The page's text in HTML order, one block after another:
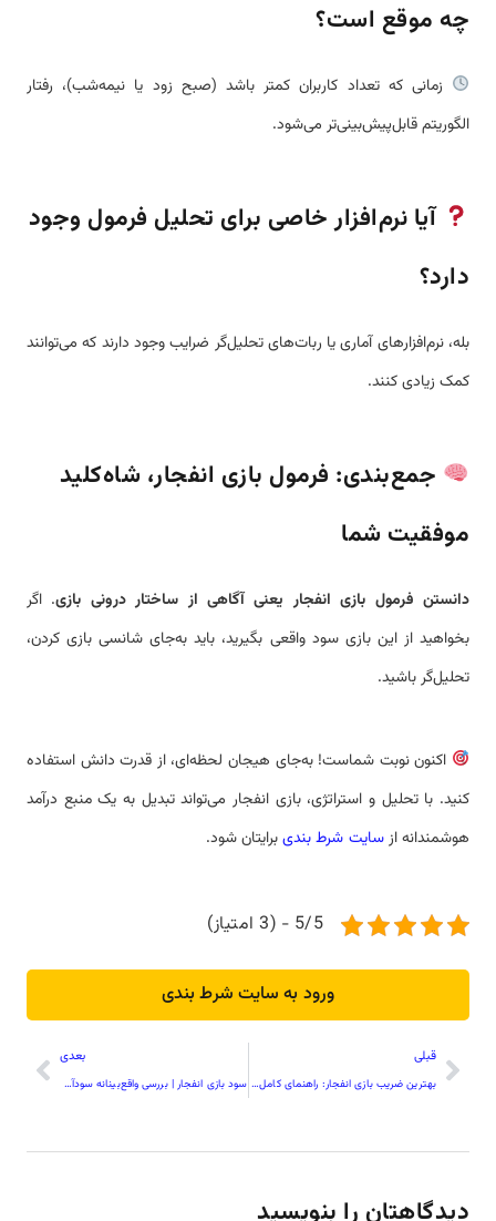
چه موقع است؟
زمانی که تعداد کاربران کمتر باشد (صبح زود یا نیمه‌شب)، رفتار
الگوریتم قابل‌پیش‌بینی‌تر می‌شود.
آیا نرم‌افزار خاصی برای تحلیل فرمول وجود
دارد؟
بله، نرم‌افزارهای آماری یا ربات‌های تحلیل‌گر ضرایب وجود دارند که می‌توانند
کمک زیادی کنند.
جمع‌بندی: فرمول بازی انفجار، شاه‌کلید
موفقیت شما
دانستن فرمول بازی انفجار یعنی آگاهی از ساختار درونی بازی. اگر
بخواهید از این بازی سود واقعی بگیرید، باید به‌جای شانسی بازی کردن،
تحلیل‌گر باشید.
اکنون نوبت شماست! به‌جای هیجان لحظه‌ای، از قدرت دانش استفاده
کنید. با تحلیل و استراتژی، بازی انفجار می‌تواند تبدیل به یک منبع درآمد
هوشمندانه ازسایت شرط بندیبرایتان شود.
5/5 - (3 امتیاز)
ورود به سایت شرط بندی
قبلی
بهترین ضریب بازی انفجار: راهنمای کامل برای کسب بیشترین سود
بعدی
سود بازی انفجار | بررسی واقع‌بینانه سودآوری و مدیریت ریسک در انفجار
دیدگاهتان را بنویسید